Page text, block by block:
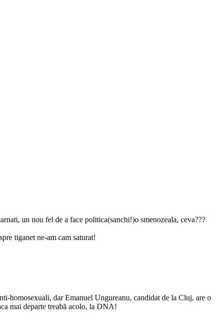
un nou fel de a face politica(sanchi!)o smenozeala, ceva???
tiganet ne-am cam saturat!
homosexuali, dar Emanuel Ungureanu, candidat de la Cluj, are o
mai departe treabă acolo, la DNA!